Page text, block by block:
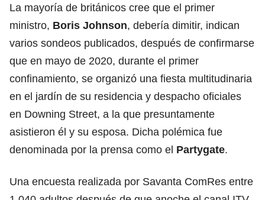
La mayoría de británicos cree que el primer
ministro, Boris Johnson, debería dimitir, indican
varios sondeos publicados, después de confirmarse
que en mayo de 2020, durante el primer
confinamiento, se organizó una fiesta multitudinaria
en el jardín de su residencia y despacho oficiales
en Downing Street, a la que presuntamente
asistieron él y su esposa. Dicha polémica fue
denominada por la prensa como el Partygate.
Una encuesta realizada por Savanta ComRes entre